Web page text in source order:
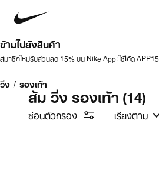
ข้ามไปยังสินค้า
สมาชิกใหม่รับส่วนลด 15% บน Nike App: ใช้โค้ด APP15
วิ่ง / รองเท้า
ส้ม วิ่ง รองเท้า(14)
ซ่อนตัวกรอง เรียงตาม